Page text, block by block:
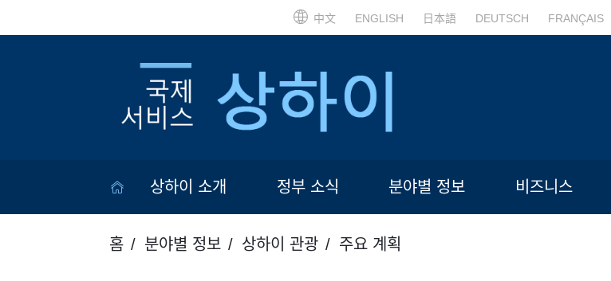
中文 ENGLISH 日本語 DEUTSCH FRANÇAIS
상하이 소개 정부 소식 분야별 정보 비즈니스
홈 분야별 정보 상하이 관광 주요 계획